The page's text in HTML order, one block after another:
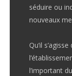
séduire ou
nouveaux
Qu’il
l’important